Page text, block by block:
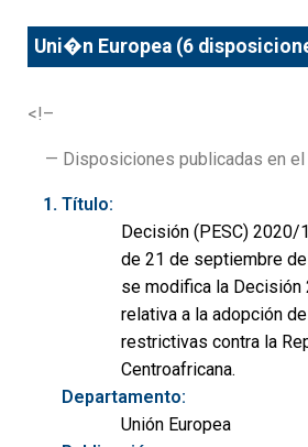
Uni�n Europea (6
<!–
— Disposiciones publicadas en el
Título:
Decisión (PESC) 2020/
de 21 de septiembre
se modifica la
relativa a la adopción
restrictivas contra la
Centroafricana.
Departamento:
Unión Europea